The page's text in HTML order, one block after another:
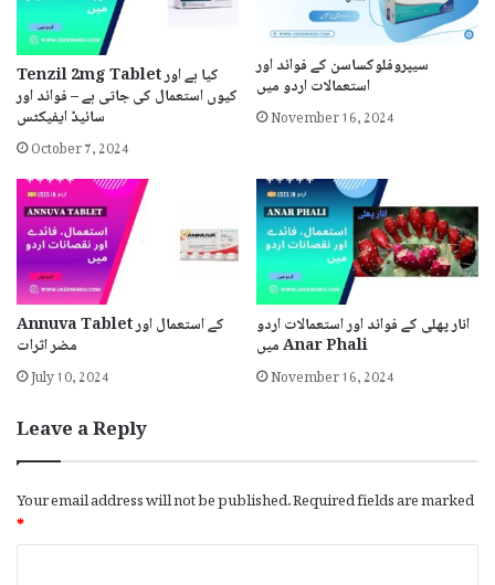
Tenzil 2mg Tablet کیا ہے اور
کیوں استعمال کی جاتی ہے – فوائد اور
سائیڈ ایفیکٹس
October 7, 2024
سیپروفلوکساسن کے فوائد اور
استعمالات اردو میں
November 16, 2024
Annuva Tablet کے استعمال اور
مضر اثرات
July 10, 2024
انار پھلی کے فوائد اور استعمالات اردو
میں Anar Phali
November 16, 2024
Leave a Reply
Your email address will not be published.Required fields are marked
*